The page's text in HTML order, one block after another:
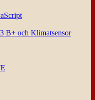
B+ och Klimatsensor